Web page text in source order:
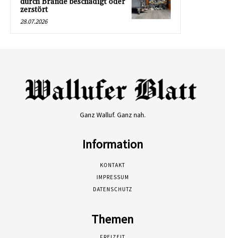
zerstört
28.07.2026
Ganz Walluf. Ganz nah.
Information
KONTAKT
IMPRESSUM
DATENSCHUTZ
Themen